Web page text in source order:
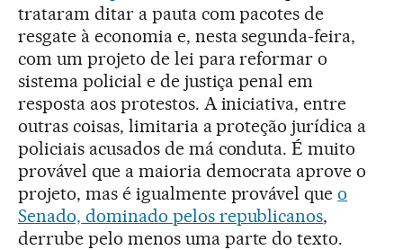
trataram ditar a pauta com pacotes de
resgate à economia e, nesta segunda-feira,
com um projeto de lei para reformar o
sistema policial e de justiça penal em
resposta aos protestos. A iniciativa, entre
outras coisas, limitaria a proteção jurídica a
policiais acusados de má conduta. É muito
provável que a maioria democrata aprove o
projeto, mas é igualmente provável queo
Senado, dominado pelos republicanos,
derrube pelo menos uma parte do texto.